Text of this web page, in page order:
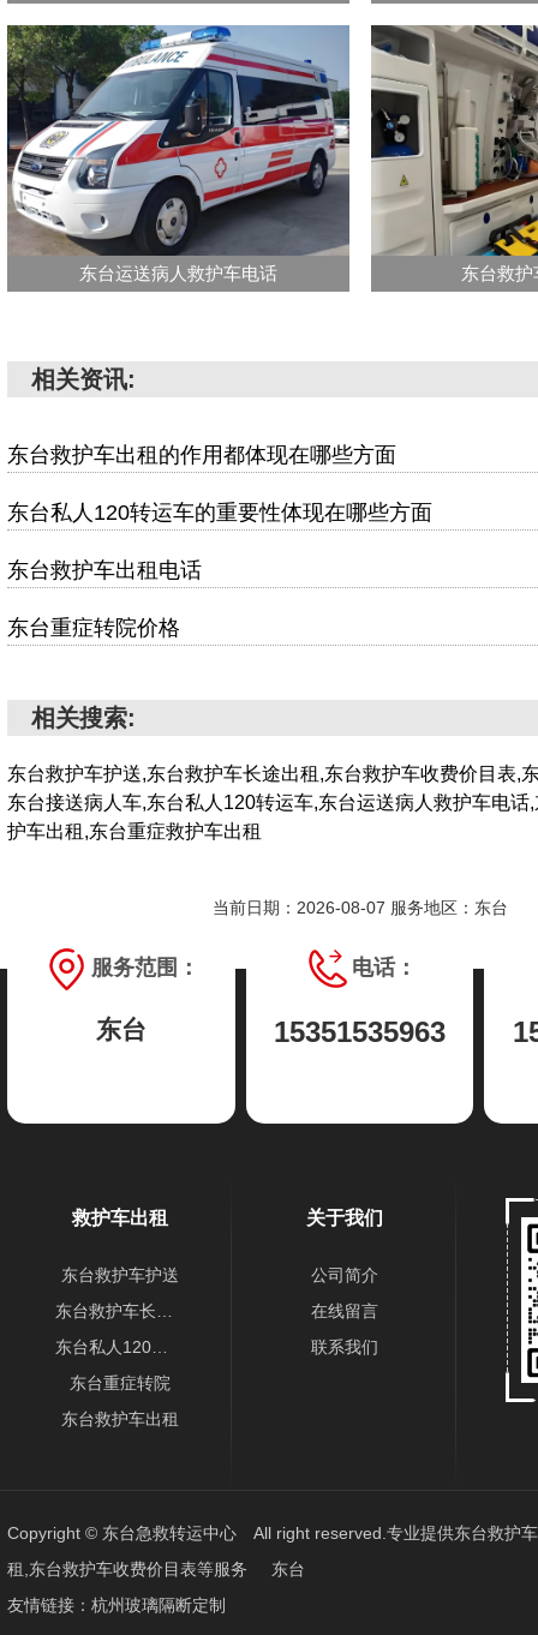
东台运送病人救护车电话 东台救
相关资讯:
东台救护车出租的作用都体现在哪些方面
东台私人120转运车的重要性体现在哪些方面
东台救护车出租电话
东台重症转院价格
相关搜索:
东台救护车护送,东台救护车长途出租,东台救护车收费价目表,
东台接送病人车,东台私人120转运车,东台运送病人救护车电话
护车出租,东台重症救护车出租
当前日期：2026-08-07 服务地区：东台
服务范围：
东台
电话：
15351535963
救护车出租
东台救护车护送
东台重症转院
东台救护车出租
关于我们
公司简介
在线留言
联系我们
Copyright © 东台急救转运中心 All right reserved.专业提供东台救护
租,东台救护车收费价目表等服务
东台
友情链接： 杭州玻璃隔断定制